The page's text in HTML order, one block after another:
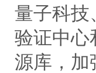
量子科技
验证中心
源库，加